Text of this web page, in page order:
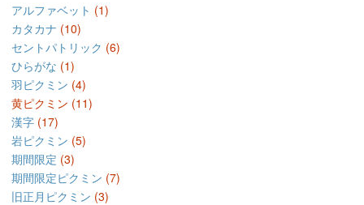
アルファベット (1)
カタカナ (10)
セントパトリック (6)
ひらがな (1)
羽ピクミン (4)
黄ピクミン (11)
漢字 (17)
岩ピクミン (5)
期間限定 (3)
期間限定ピクミン (7)
旧正月ピクミン (3)